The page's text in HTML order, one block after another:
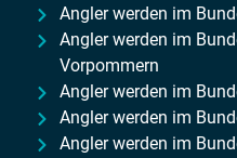
Angler werden im
Angler werden im
Vorpommern
Angler werden im
Angler werden im
Angler werden im